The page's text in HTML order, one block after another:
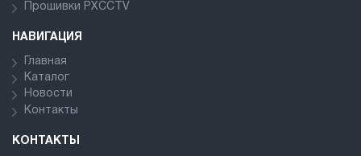
Прошивки PXCCTV
НАВИГАЦИЯ
Главная
Каталог
Новости
Контакты
КОНТАКТЫ